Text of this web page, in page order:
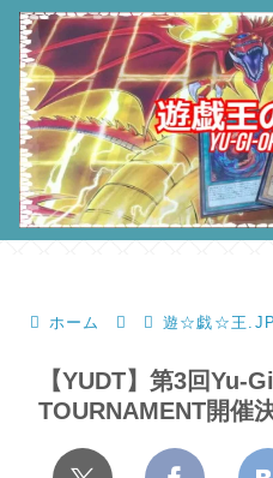
ホーム 遊☆戯☆王.JP
【YUDT】第3回Yu-
TOURNAMENT開催